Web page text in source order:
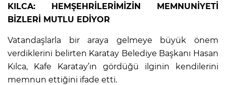
KILCA: HEMŞEHRİLERİMİZİN MEMNUNİYETİ
BİZLERİ MUTLU EDİYOR
Vatandaşlarla bir araya gelmeye büyük önem
verdiklerini belirten Karatay Belediye Başkanı Hasan
Kılca, Kafe Karatay’ın gördüğü ilginin kendilerini
memnun ettiğini ifade etti.